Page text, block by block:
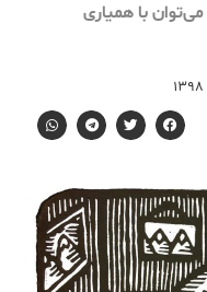
می‌توان با همیاری